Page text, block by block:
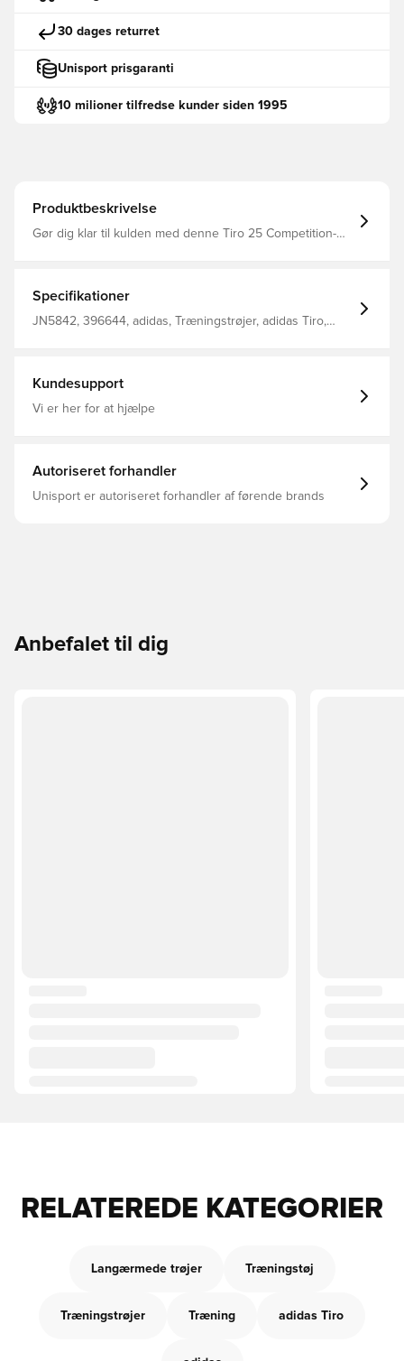
30 dages returret
Unisport prisgaranti
10 milioner tilfredse kunder siden 1995
Produktbeskrivelse
Gør dig klar til kulden med denne Tiro 25 Competition-
Tommelfingerhuller i opslag og en hætte i elefanthue-stil
giver dig muligheder, når du har brug for at forbedre din
dækning. Almindelig pasform Halv lynlås og opretstående
Specifikationer
JN5842, 396644, adidas, Træningstrøjer, adidas Tiro,
Kundesupport
Vi er her for at hjælpe
Autoriseret forhandler
Unisport er autoriseret forhandler af førende brands
Anbefalet til dig
RELATEREDE KATEGORIER
Langærmede trøjer Træningstøj
Træningstrøjer Træning adidas Tiro